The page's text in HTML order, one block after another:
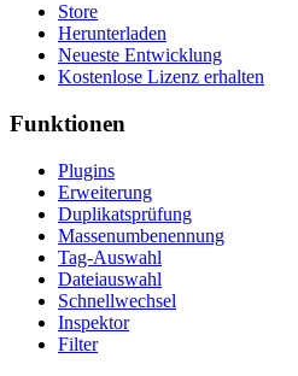
Store
Herunterladen
Neueste Entwicklung
Kostenlose Lizenz erhalten
Funktionen
Plugins
Erweiterung
Duplikatsprüfung
Massenumbenennung
Tag-Auswahl
Dateiauswahl
Schnellwechsel
Inspektor
Filter